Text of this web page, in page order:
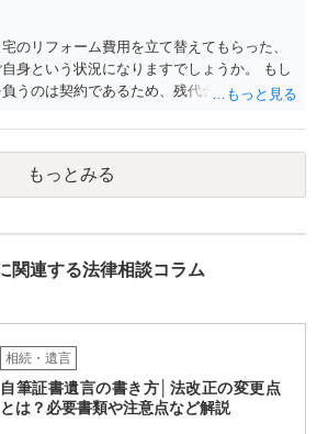
のリフォーム費用を立て替えてもらった、
身という状況になりますでしょうか。 もし
うのは契約であるため、残代金を捻出して
、原則契約者が単独で全ての債務を負うこと
なかなか対応に難しい案件であり、公開の
限界があるように思われますので、資料等
に相談されることをお勧めします。
もっとみる
関連する法律相談コラム
相続・遺言
自筆証書遺言の書き方│法改正の変更点
とは？必要書類や注意点など解説